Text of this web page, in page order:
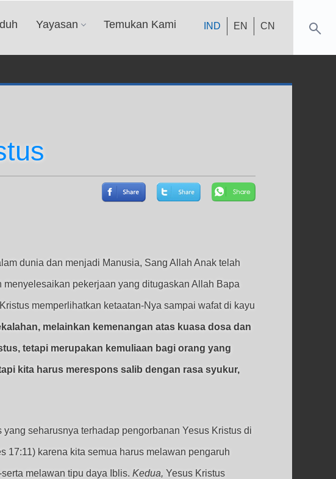
IND EN CN
Yayasan Temukan Kami
dunia dan menjadi Manusia, Sang Allah Anak telah
pekerjaan yang ditugaskan Allah Bapa
memperlihatkan ketaatan-Nya sampai wafat di kayu
melainkan kemenangan atas kuasa dosa dan
tetapi merupakan kemuliaan bagi orang yang
kita harus merespons salib dengan rasa syukur,
seharusnya terhadap pengorbanan Yesus Kristus di
17:11) karena kita semua harus melawan pengaruh
melawan tipu daya Iblis. Kedua, Yesus Kristus